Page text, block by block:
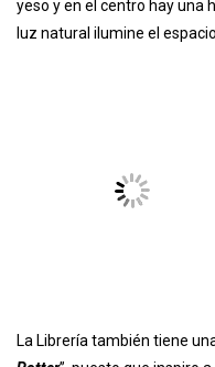
yeso y en el centro hay una
luz natural ilumine el